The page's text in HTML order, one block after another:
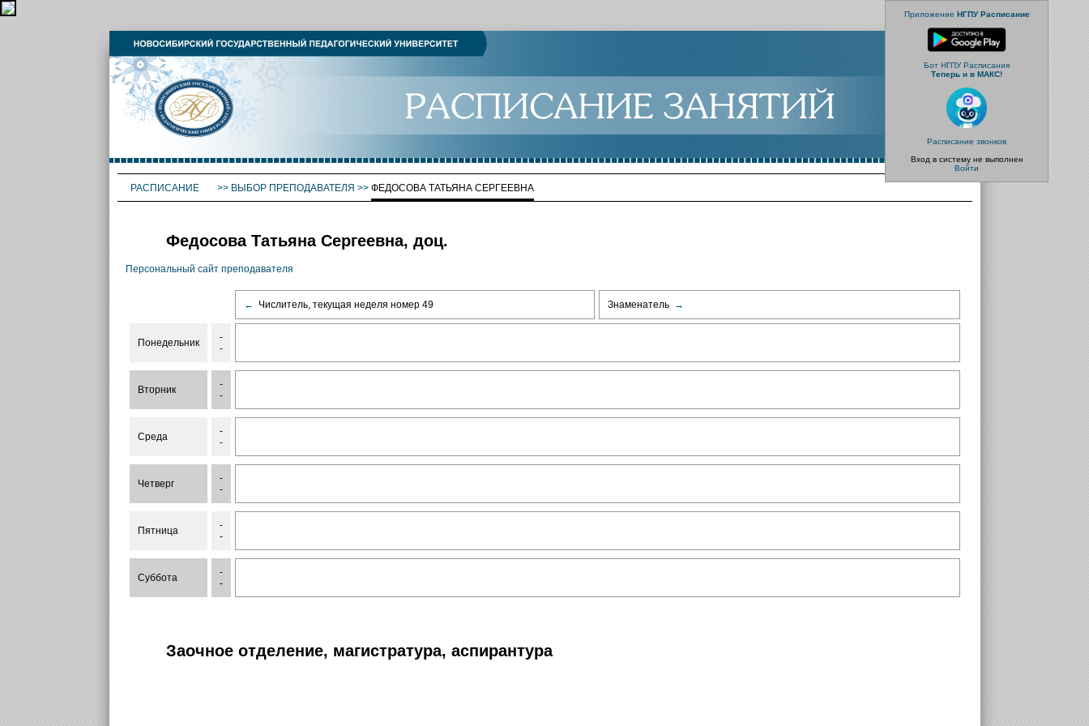
Приложение НГПУ Расписание
Бот НГПУ Расписания
Теперь и в МАКС!
Расписание звонков
Вход в систему не выполнен
Войти
РАСПИСАНИЕ >> ВЫБОР ПРЕПОДАВАТЕЛЯ >> ФЕДОСОВА ТАТЬЯНА СЕРГЕЕВНА
Федосова Татьяна Сергеевна, доц.
Персональный сайт преподавателя
← Числитель, текущая неделя номер 49 Знаменатель →
Понедельник
-
-
Вторник
-
-
Среда
-
-
Четверг
-
-
Пятница
-
-
Суббота
-
-
Заочное отделение, магистратура, аспирантура